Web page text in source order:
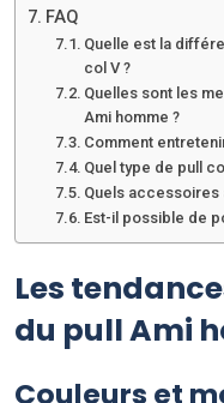
FAQ
Quelle est la
col V ?
Quelles sont les
Ami homme ?
Comment
Quel type de pull
Quels accessoires
Est-il possible de
Les
du pull Ami
Couleurs et